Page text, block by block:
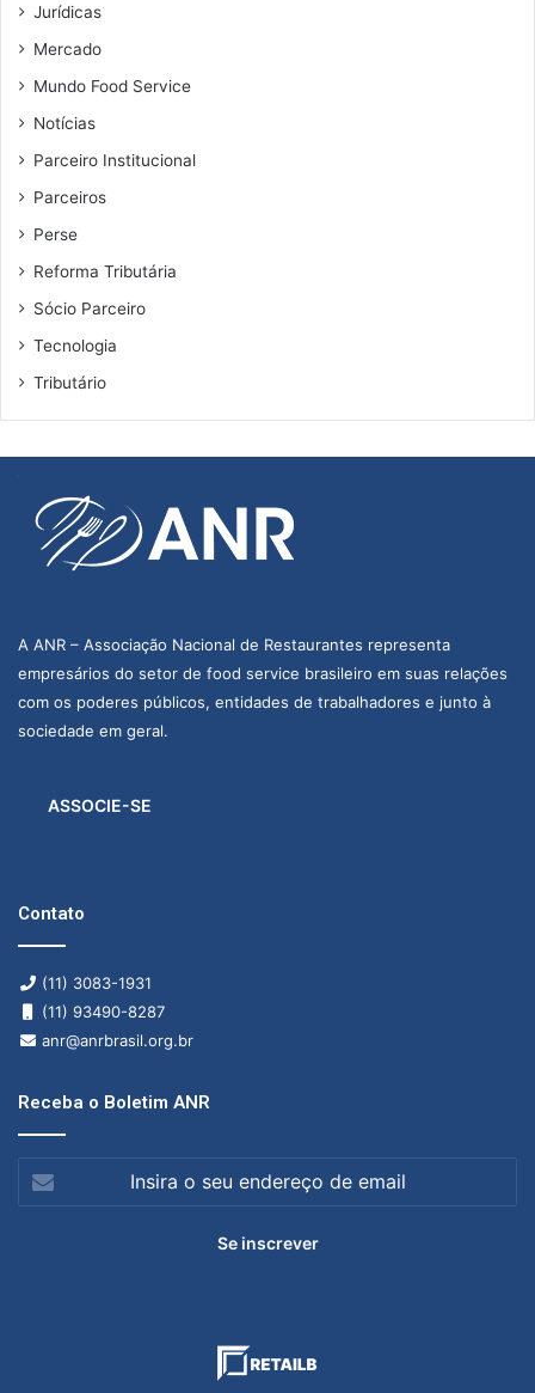
Jurídicas
Mercado
Mundo Food Service
Notícias
Parceiro Institucional
Parceiros
Perse
Reforma Tributária
Sócio Parceiro
Tecnologia
Tributário
A ANR – Associação Nacional de Restaurantes representa
empresários do setor de food service brasileiro em suas relações
com os poderes públicos, entidades de trabalhadores e junto à
sociedade em geral.
ASSOCIE-SE
Contato
(11) 3083-1931
(11) 93490-8287
anr@anrbrasil.org.br
Receba o Boletim ANR